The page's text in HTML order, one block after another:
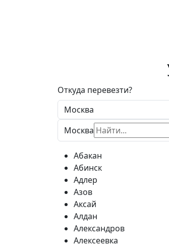
Откуда перевезти?
Москва
Абакан
Абинск
Адлер
Азов
Аксай
Алдан
Александров
Алексеевка